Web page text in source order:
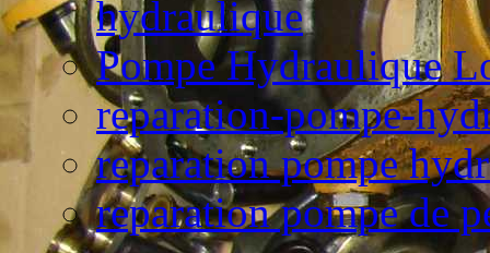
hydraulique
Pompe Hydraulique
reparation-pompe-
reparation pompe
reparation pompe de